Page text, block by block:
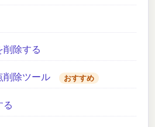
削除する
削除ツール おすすめ
る